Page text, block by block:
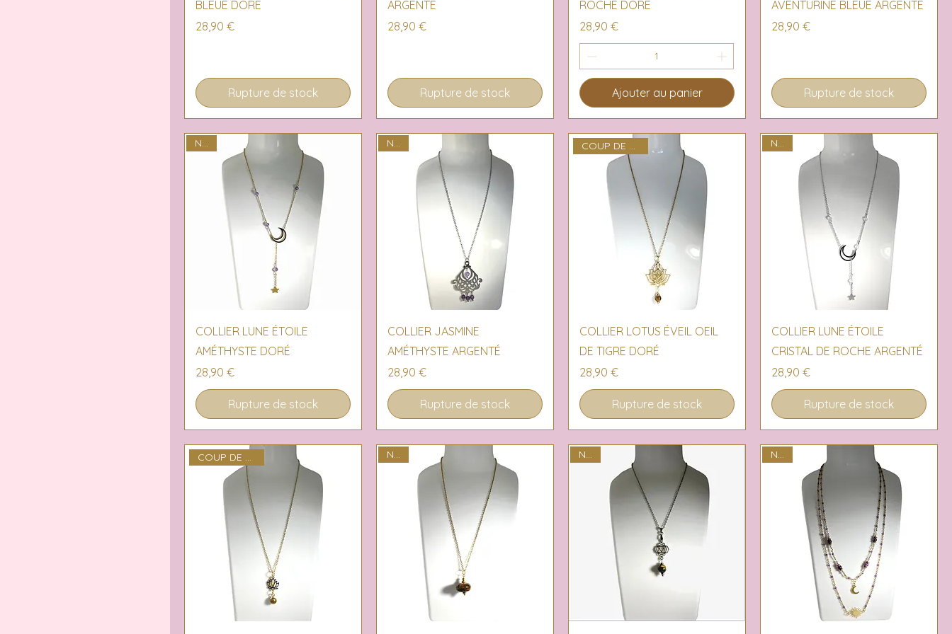
BLEUE DORÉ
Prix
28,90 €
Rupture de stock
ARGENTÉ
Prix
28,90 €
Rupture de stock
ROCHE DORÉ
Prix
28,90 €
Ajouter au panier
AVENTURINE BLEUE ARGENTÉ
Prix
28,90 €
Rupture de stock
Aperçu rapide
NEW
COLLIER LUNE ÉTOILE
AMÉTHYSTE DORÉ
Prix
28,90 €
Rupture de stock
Aperçu rapide
NEW
COLLIER JASMINE
AMÉTHYSTE ARGENTÉ
Prix
28,90 €
Rupture de stock
Aperçu rapide
COLLIER LOTUS ÉVEIL OEIL
DE TIGRE DORÉ
Prix
28,90 €
Rupture de stock
Aperçu rapide
NEW
COLLIER LUNE ÉTOILE
CRISTAL DE ROCHE ARGENTÉ
Prix
28,90 €
Rupture de stock
NEW NEW NEW